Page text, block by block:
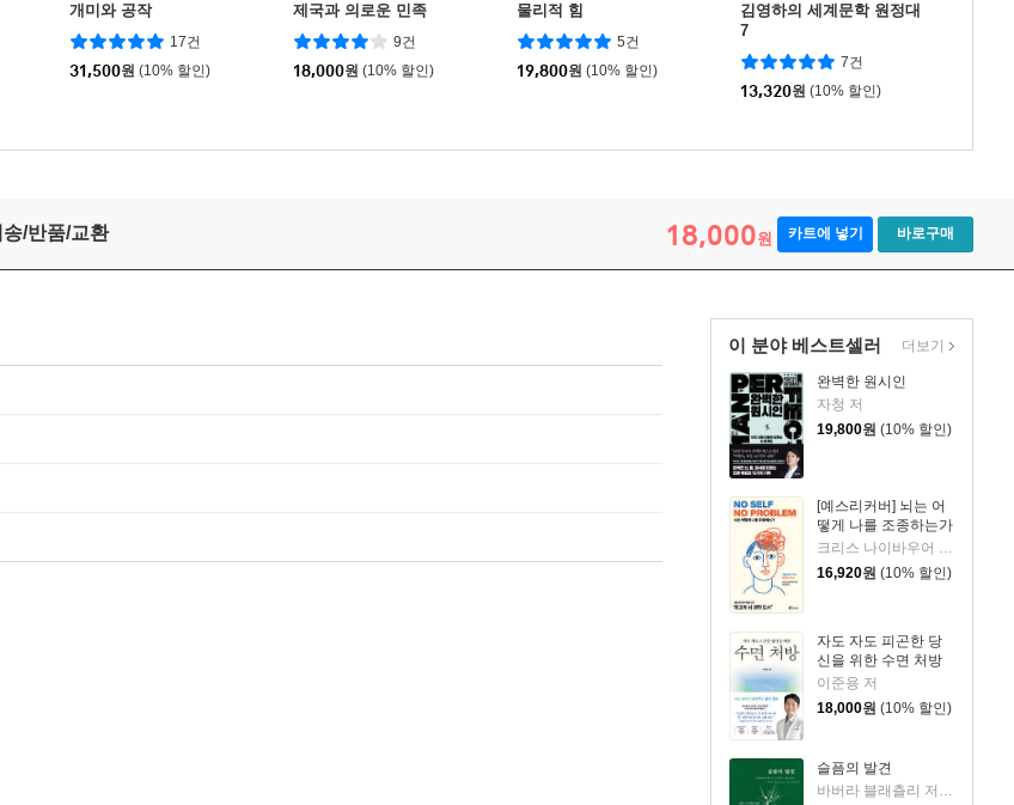
개미와 공작
17건
31,500원 (10% 할인)
제국과 의로운 민족
9건
18,000원 (10% 할인)
물리적 힘
5건
19,800원 (10% 할인)
김영하의 세계문학 원정대
7
7건
13,320원 (10% 할인)
송/반품/교환 18,000원 카트에 넣기 바로구매
이 분야 베스트셀러
완벽한 원시인
자청 저
19,800원 (10% 할인)
[예스리커버] 뇌는 어
떻게 나를 조종하는가
16,920원 (10% 할인)
자도 자도 피곤한 당
신을 위한 수면 처방
이준용 저
18,000원 (10% 할인)
슬픔의 발견
더보기